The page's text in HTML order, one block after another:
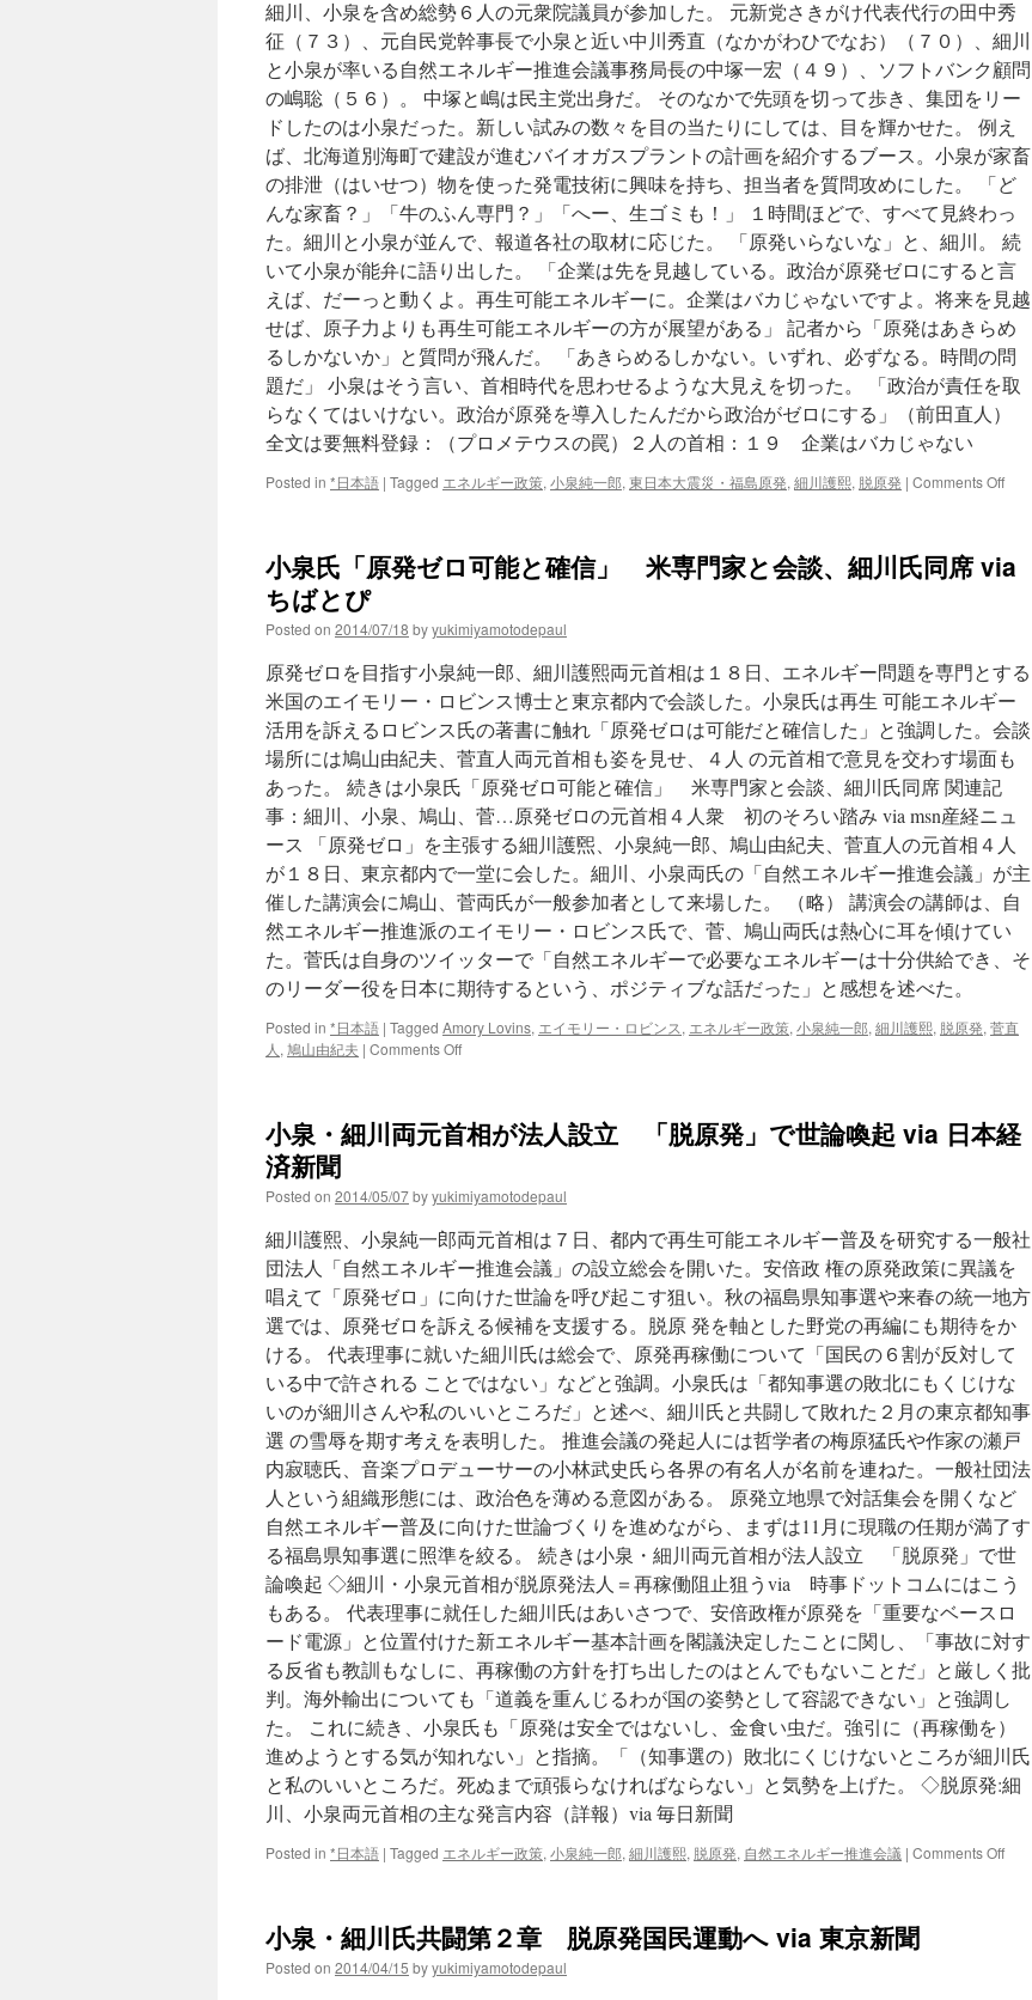
メ
だ」
小
泉
元
首
相
via
朝
日
聞
細川、小泉を含め総勢６人の元衆院議員が参加した。 元新党さきがけ代表代行の田中秀
征（７３）、元自民党幹事長で小泉と近い中川秀直（なかがわひでなお）（７０）、細川
と小泉が率いる自然エネルギー推進会議事務局長の中塚一宏（４９）、ソフトバンク顧問
の嶋聡（５６）。 中塚と嶋は民主党出身だ。 そのなかで先頭を切って歩き、集団をリー
ドしたのは小泉だった。新しい試みの数々を目の当たりにしては、目を輝かせた。 例え
ば、北海道別海町で建設が進むバイオガスプラントの計画を紹介するブース。小泉が家畜
の排泄（はいせつ）物を使った発電技術に興味を持ち、担当者を質問攻めにした。 「ど
んな家畜？」「牛のふん専門？」「へー、生ゴミも！」 １時間ほどで、すべて見終わっ
た。細川と小泉が並んで、報道各社の取材に応じた。 「原発いらないな」と、細川。 続
いて小泉が能弁に語り出した。 「企業は先を見越している。政治が原発ゼロにすると言
えば、だーっと動くよ。再生可能エネルギーに。企業はバカじゃないですよ。将来を見越
せば、原子力よりも再生可能エネルギーの方が展望がある」 記者から「原発はあきらめ
るしかないか」と質問が飛んだ。 「あきらめるしかない。いずれ、必ずなる。時間の問
題だ」 小泉はそう言い、首相時代を思わせるような大見えを切った。 「政治が責任を取
らなくてはいけない。政治が原発を導入したんだから政治がゼロにする」（前田直人）
全文は要無料登録：（プロメテウスの罠）２人の首相：１９ 企業はバカじゃない
Posted in *日本語 | Tagged エネルギー政策, 小泉純一郎, 東日本大震災・福島原発, 細川護熙, 脱原発 | Comments Offon
テ
２
人
の
首
相：
企
業
は
バ
カ
じ
ゃ
via
朝
小泉氏「原発ゼロ可能と確信」 米専門家と会談、細川氏同席 via
ちばとぴ
Posted on 2014/07/18 byyukimiyamotodepaul
原発ゼロを目指す小泉純一郎、細川護熙両元首相は１８日、エネルギー問題を専門とする
米国のエイモリー・ロビンス博士と東京都内で会談した。小泉氏は再生 可能エネルギー
活用を訴えるロビンス氏の著書に触れ「原発ゼロは可能だと確信した」と強調した。会談
場所には鳩山由紀夫、菅直人両元首相も姿を見せ、４人 の元首相で意見を交わす場面も
あった。 続きは小泉氏「原発ゼロ可能と確信」 米専門家と会談、細川氏同席 関連記
事：細川、小泉、鳩山、菅…原発ゼロの元首相４人衆 初のそろい踏み via msn産経ニュ
ース 「原発ゼロ」を主張する細川護煕、小泉純一郎、鳩山由紀夫、菅直人の元首相４人
が１８日、東京都内で一堂に会した。細川、小泉両氏の「自然エネルギー推進会議」が主
催した講演会に鳩山、菅両氏が一般参加者として来場した。 （略） 講演会の講師は、自
然エネルギー推進派のエイモリー・ロビンス氏で、菅、鳩山両氏は熱心に耳を傾けてい
た。菅氏は自身のツイッターで「自然エネルギーで必要なエネルギーは十分供給でき、そ
のリーダー役を日本に期待するという、ポジティブな話だった」と感想を述べた。
Posted in *日本語 | Tagged Amory Lovins, エイモリー・ロビンス, エネルギー政策, 小泉純一郎, 細川護熙, 脱原発, 菅直
人 , 鳩山由紀夫 | Comments Offon
「原
ロ
能
と
確
信」
米
専
門
家
と
会
談、
細
川
氏
同
席
via
ち
ば
と
ぴ
小泉・細川両元首相が法人設立 「脱原発」で世論喚起 via 日本経
済新聞
Posted on 2014/05/07byyukimiyamotodepaul
細川護熙、小泉純一郎両元首相は７日、都内で再生可能エネルギー普及を研究する一般社
団法人「自然エネルギー推進会議」の設立総会を開いた。安倍政 権の原発政策に異議を
唱えて「原発ゼロ」に向けた世論を呼び起こす狙い。秋の福島県知事選や来春の統一地方
選では、原発ゼロを訴える候補を支援する。脱原 発を軸とした野党の再編にも期待をか
ける。 代表理事に就いた細川氏は総会で、原発再稼働について「国民の６割が反対して
いる中で許される ことではない」などと強調。小泉氏は「都知事選の敗北にもくじけな
いのが細川さんや私のいいところだ」と述べ、細川氏と共闘して敗れた２月の東京都知事
選 の雪辱を期す考えを表明した。 推進会議の発起人には哲学者の梅原猛氏や作家の瀬戸
内寂聴氏、音楽プロデューサーの小林武史氏ら各界の有名人が名前を連ねた。一般社団法
人という組織形態には、政治色を薄める意図がある。 原発立地県で対話集会を開くなど
自然エネルギー普及に向けた世論づくりを進めながら、まずは11月に現職の任期が満了す
る福島県知事選に照準を絞る。 続きは小泉・細川両元首相が法人設立 「脱原発」で世
論喚起 ◇細川・小泉元首相が脱原発法人＝再稼働阻止狙うvia 時事ドットコムにはこう
もある。 代表理事に就任した細川氏はあいさつで、安倍政権が原発を「重要なベースロ
ード電源」と位置付けた新エネルギー基本計画を閣議決定したことに関し、「事故に対す
る反省も教訓もなしに、再稼働の方針を打ち出したのはとんでもないことだ」と厳しく批
判。海外輸出についても「道義を重んじるわが国の姿勢として容認できない」と強調し
た。 これに続き、小泉氏も「原発は安全ではないし、金食い虫だ。強引に（再稼働を）
進めようとする気が知れない」と指摘。「（知事選の）敗北にくじけないところが細川氏
と私のいいところだ。死ぬまで頑張らなければならない」と気勢を上げた。 ◇脱原発:細
川、小泉両元首相の主な発言内容（詳報）via 毎日新聞
Posted in *日本語 | Tagged エネルギー政策, 小泉純一郎, 細川護熙, 脱原発, 自然エネルギー推進会議 | Comments Offon
小泉・細川氏共闘第２章 脱原発国民運動へ via 東京新聞
Posted on 2014/04/15 byyukimiyamotodepaul